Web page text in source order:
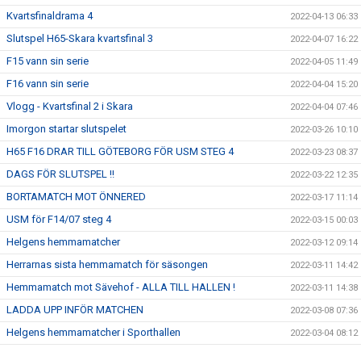
Kvartsfinaldrama 4 2022-04-13 06:33
Slutspel H65-Skara kvartsfinal 3 2022-04-07 16:22
F15 vann sin serie 2022-04-05 11:49
F16 vann sin serie 2022-04-04 15:20
Vlogg - Kvartsfinal 2 i Skara 2022-04-04 07:46
Imorgon startar slutspelet 2022-03-26 10:10
H65 F16 DRAR TILL GÖTEBORG FÖR USM STEG 4 2022-03-23 08:37
DAGS FÖR SLUTSPEL !! 2022-03-22 12:35
BORTAMATCH MOT ÖNNERED 2022-03-17 11:14
USM för F14/07 steg 4 2022-03-15 00:03
Helgens hemmamatcher 2022-03-12 09:14
Herrarnas sista hemmamatch för säsongen 2022-03-11 14:42
Hemmamatch mot Sävehof - ALLA TILL HALLEN ! 2022-03-11 14:38
LADDA UPP INFÖR MATCHEN 2022-03-08 07:36
Helgens hemmamatcher i Sporthallen 2022-03-04 08:12